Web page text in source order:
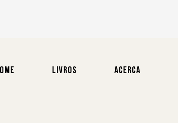
LIVROS ACERCA